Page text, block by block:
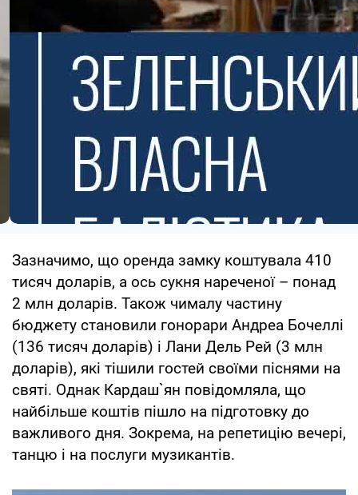
Зазначимо, що оренда замку коштувала 410
тисяч доларів, а ось сукня нареченої – понад
2 млн доларів. Також чималу частину
бюджету становили гонорари Андреа Бочеллі
(136 тисяч доларів) і Лани Дель Рей (3 млн
доларів), які тішили гостей своїми піснями на
святі. Однак Кардаш`ян повідомляла, що
найбільше коштів пішло на підготовку до
важливого дня. Зокрема, на репетицію вечері,
танцю і на послуги музикантів.